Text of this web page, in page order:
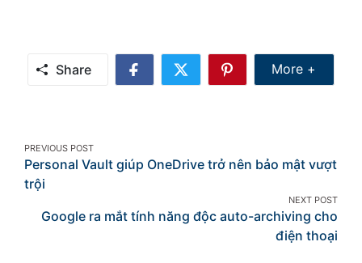
Share
Share
Share
Share
More +
Post
navigation
PREVIOUS POST
Personal Vault giúp OneDrive trở nên bảo mật vượt
trội
NEXT POST
Google ra mắt tính năng độc auto-archiving cho
điện thoại